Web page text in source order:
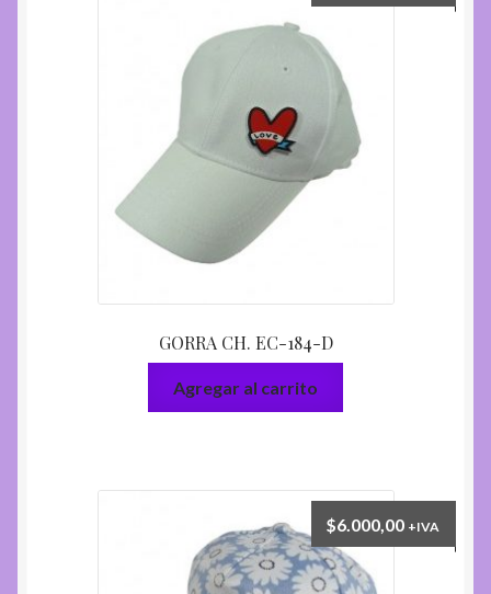
GORRA CH. EC-184-D
Agregar al carrito
$6.000,00 +IVA